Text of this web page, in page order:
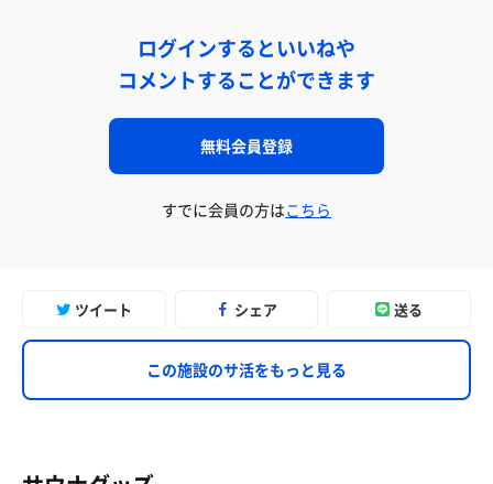
ログインするといいねや
コメントすることができます
無料会員登録
すでに会員の方はこちら
ツイート シェア 送る
この施設のサ活をもっと見る